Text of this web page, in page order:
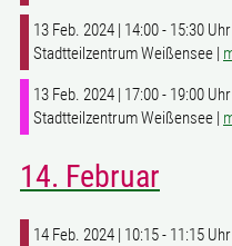
13 Feb. 2024 | 14:00 - 15:30
Stadtteilzentrum Weißensee |
13 Feb. 2024 | 17:00 - 19:00
Stadtteilzentrum Weißensee |
14. Februar
14 Feb. 2024 | 10:15 - 11:15